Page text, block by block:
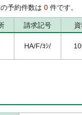
予約件数は 0 件です。
請求記号
HA/F/ﾖｼ/